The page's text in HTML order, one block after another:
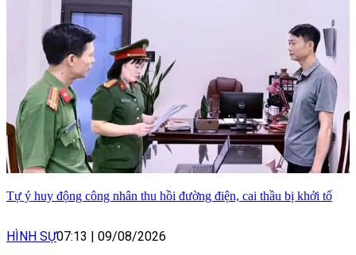
Tự ý huy động công nhân thu hồi đường điện, cai thầu bị khởi tố
HÌNH SỰ07:13 09/08/2026